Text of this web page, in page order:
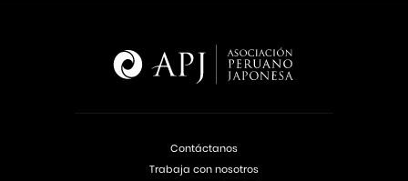
Contáctanos
Trabaja con nosotros